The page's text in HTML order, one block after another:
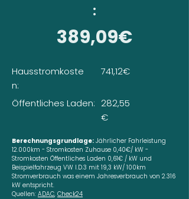
:
389,09€
Hausstromkoste
n:
Öffentliches Laden:
741,12€
282,55
€
Berechnungsgrundlage: Jährlicher Fahrleistung
12.000km - Stromkosten Zuhause 0,40€/ kW -
Stromkosten Öffentliches Laden 0,61€ / kW und
Beispielfahrzeug VW I.D.3 mit 19,3 kW/ 100km
Stromverbrauch was einem Jahresverbrauch von 2.316
kW entspricht.
Quellen: ADAC, Check24